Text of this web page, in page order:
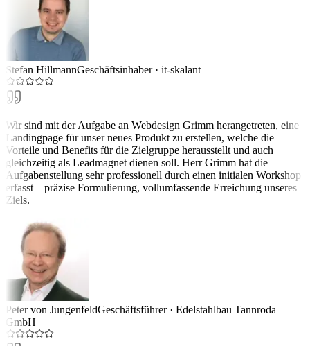
Stefan HillmannGeschäftsinhaber· it-skalant
Wir sind mit der Aufgabe an Webdesign Grimm herangetreten, eine
Landingpage für unser neues Produkt zu erstellen, welche die
Vorteile und Benefits für die Zielgruppe herausstellt und auch
gleichzeitig als Leadmagnet dienen soll. Herr Grimm hat die
Aufgabenstellung sehr professionell durch einen initialen Workshop
erfasst – präzise Formulierung, vollumfassende Erreichung unseres
Ziels.
Peter von JungenfeldGeschäftsführer· Edelstahlbau Tannroda
GmbH